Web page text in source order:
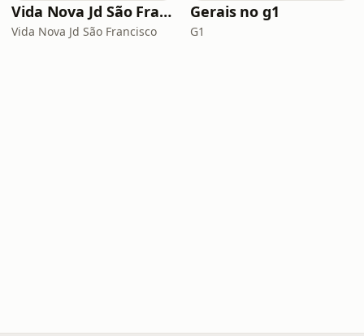
Vida Nova Jd São Francisco
Vida Nova Jd São Francisco
Gerais no g1
G1